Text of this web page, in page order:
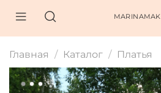
MARINAMAK
Главная Каталог Платья